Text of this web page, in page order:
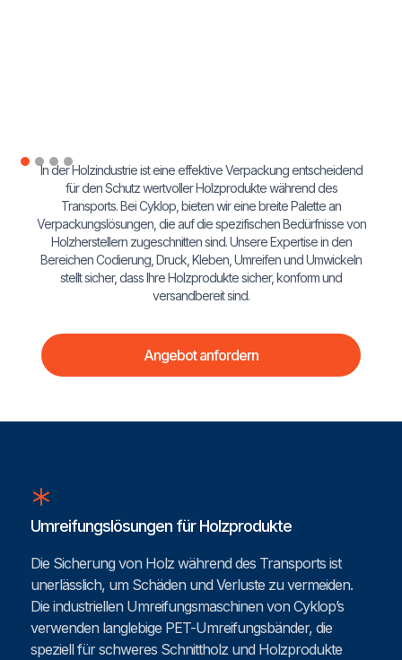
In der Holzindustrie ist eine effektive Verpackung entscheidend
für den Schutz wertvoller Holzprodukte während des
Transports. Bei Cyklop, bieten wir eine breite Palette an
Verpackungslösungen, die auf die spezifischen Bedürfnisse von
Holzherstellern zugeschnitten sind. Unsere Expertise in den
Bereichen Codierung, Druck, Kleben, Umreifen und Umwickeln
stellt sicher, dass Ihre Holzprodukte sicher, konform und
versandbereit sind.
Angebot anfordern
Umreifungslösungen für Holzprodukte
Die Sicherung von Holz während des Transports ist
unerlässlich, um Schäden und Verluste zu vermeiden.
Die industriellen Umreifungsmaschinen von Cyklop’s
verwenden langlebige PET-Umreifungsbänder, die
speziell für schweres Schnittholz und Holzprodukte